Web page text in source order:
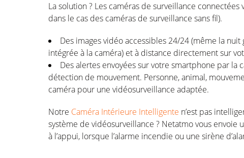
La solution ? Les caméras de surveillance
dans le cas des caméras de surveillance sans fil).
Des images vidéo accessibles 24/24 (même la nuit
intégrée à la caméra) et à distance directement sur
Des alertes envoyées sur votre smartphone par la
détection de mouvement. Personne, animal,
caméra pour une vidéosurveillance adaptée.
Notre Caméra Intérieure Intelligente n’est pas
système de vidéosurveillance ? Netatmo vous envoie
à l’appui, lorsque l’alarme incendie ou une sirène